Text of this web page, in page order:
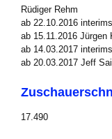
Rüdiger Rehm
ab 22.10.2016
ab 15.11.2016 Jürgen
ab 14.03.2017
ab 20.03.2017 Jeff
17.490